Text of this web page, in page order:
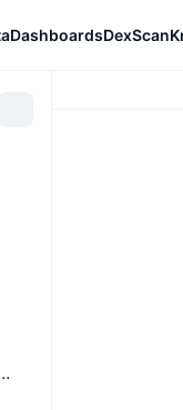
DashboardsDexScan
(24 timer)